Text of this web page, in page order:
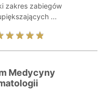
zakres zabiegów
...
Medycyny